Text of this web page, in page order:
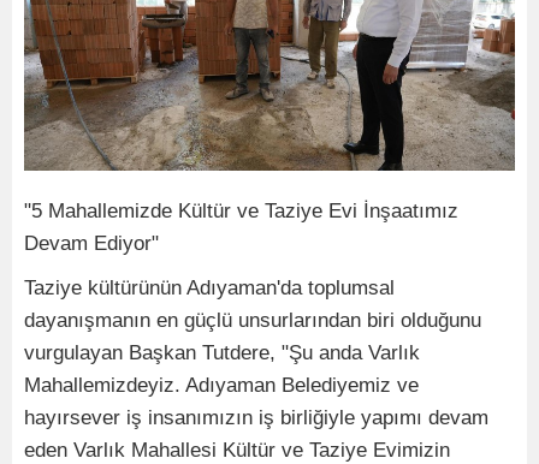
"5 Mahallemizde Kültür ve Taziye Evi İnşaatımız
Devam Ediyor"
Taziye kültürünün Adıyaman'da toplumsal
dayanışmanın en güçlü unsurlarından biri olduğunu
vurgulayan Başkan Tutdere, "Şu anda Varlık
Mahallemizdeyiz. Adıyaman Belediyemiz ve
hayırsever iş insanımızın iş birliğiyle yapımı devam
eden Varlık Mahallesi Kültür ve Taziye Evimizin